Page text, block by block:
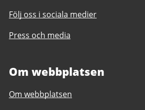
Följ oss i sociala medier
Press och media
Om webbplatsen
Om webbplatsen